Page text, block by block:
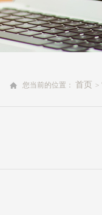
您当前的位置： 首页 >